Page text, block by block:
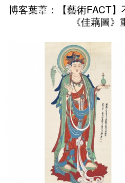
博客葉葦：【藝術FACT
《佳藕圖